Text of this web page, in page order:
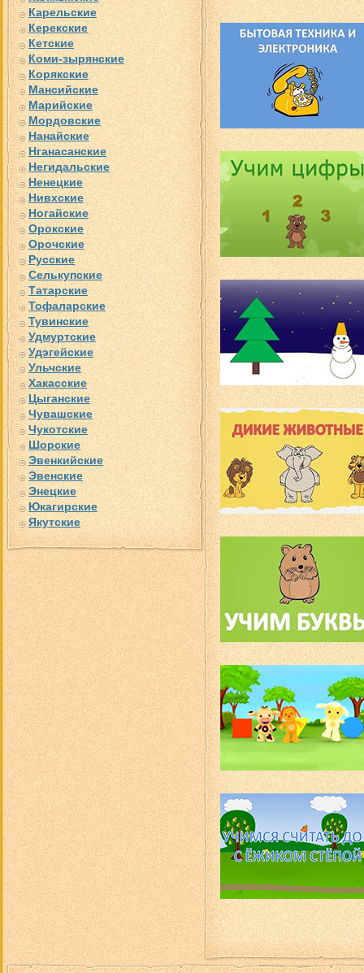
Карельские
Керекские
Кетские
Коми-зырянские
Корякские
Мансийские
Марийские
Мордовские
Нанайские
Нганасанские
Негидальские
Ненецкие
Нивхские
Ногайские
Орокские
Орочские
Русские
Селькупские
Татарские
Тофаларские
Тувинские
Удмуртские
Удэгейские
Ульчские
Хакасские
Цыганские
Чувашские
Чукотские
Шорские
Эвенкийские
Эвенские
Энецкие
Юкагирские
Якутские